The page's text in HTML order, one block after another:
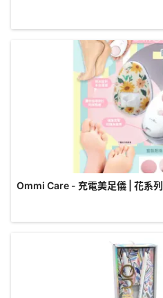
Ommi Care - 充電美足儀 | 花系列